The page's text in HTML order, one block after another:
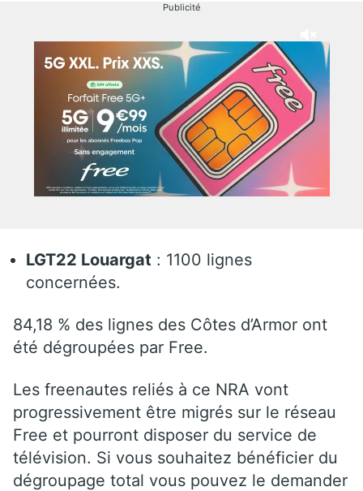
Publicité
LGT22 Louargat : 1100 lignes
concernées.
84,18 % des lignes des Côtes d’Armor ont
été dégroupées par Free.
Les freenautes reliés à ce NRA vont
progressivement être migrés sur le réseau
Free et pourront disposer du service de
télévision. Si vous souhaitez bénéficier du
dégroupage total vous pouvez le demander